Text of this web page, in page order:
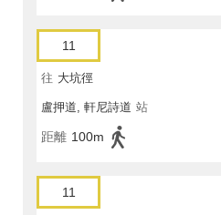
11
往 大坑徑
盧押道, 軒尼詩道 站
距離 100m
11